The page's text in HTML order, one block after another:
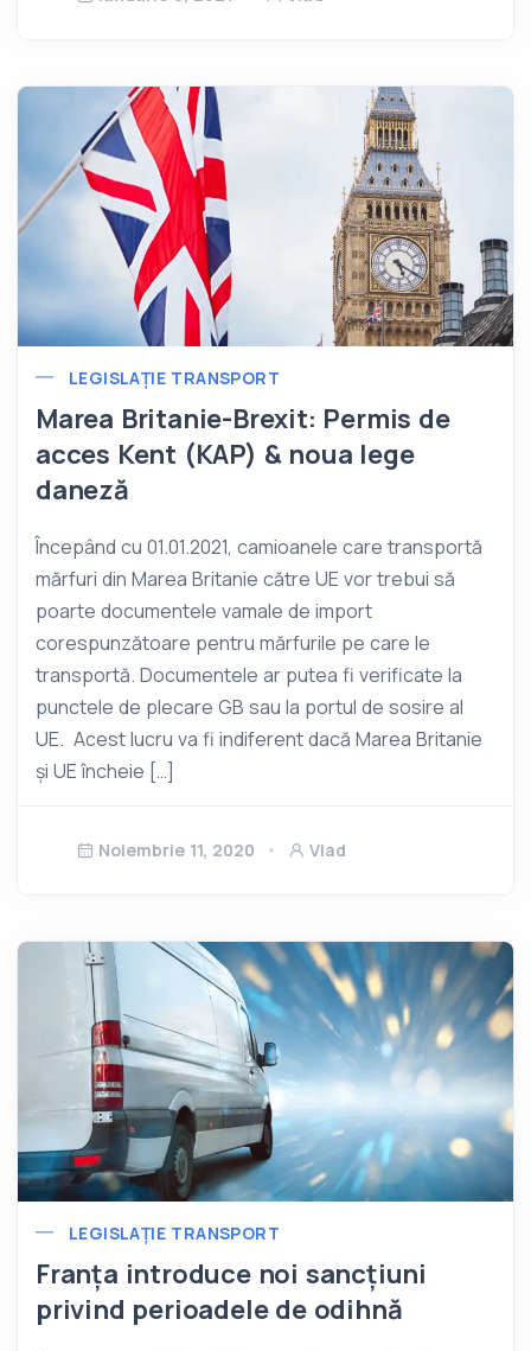
LEGISLAȚIE TRANSPORT
Marea Britanie-Brexit: Permis de
acces Kent (KAP) & noua lege
daneză
Începând cu 01.01.2021, camioanele care transportă
mărfuri din Marea Britanie către UE vor trebui să
poarte documentele vamale de import
corespunzătoare pentru mărfurile pe care le
transportă. Documentele ar putea fi verificate la
punctele de plecare GB sau la portul de sosire al
UE. Acest lucru va fi indiferent dacă Marea Britanie
și UE încheie […]
Noiembrie 11, 2020 Vlad
LEGISLAȚIE TRANSPORT
Franța introduce noi sancțiuni
privind perioadele de odihnă